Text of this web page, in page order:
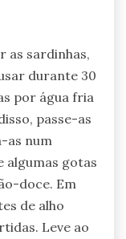
as sardinhas,
durante 30
por água fria
passe-as
as num
algumas gotas
doce. Em
de alho
Leve ao